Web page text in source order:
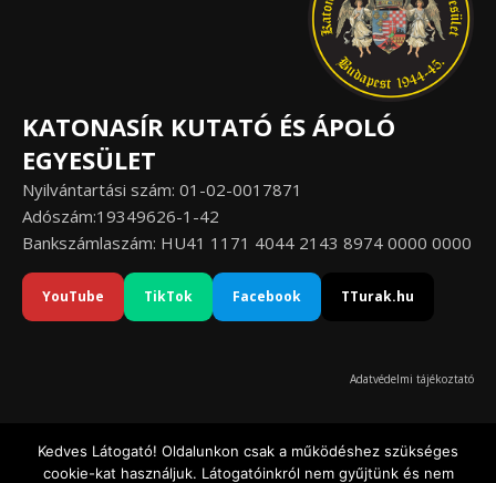
KATONASÍR KUTATÓ ÉS ÁPOLÓ
EGYESÜLET
Nyilvántartási szám: 01-02-0017871
Adószám:19349626-1-42
Bankszámlaszám: HU41 1171 4044 2143 8974 0000 0000
YouTube TikTok Facebook TTurak.hu
Adatvédelmi tájékoztató
Kedves Látogató! Oldalunkon csak a működéshez szükséges
cookie-kat használjuk. Látogatóinkról nem gyűjtünk és nem